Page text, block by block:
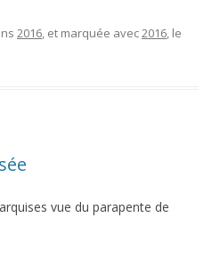
2016, et marquée avec2016, le
vue du parapente de